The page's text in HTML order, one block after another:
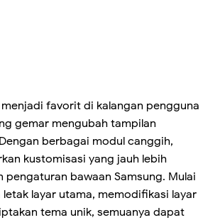
favorit di kalangan pengguna
gemar mengubah tampilan
berbagai modul canggih,
kustomisasi yang jauh lebih
pengaturan bawaan Samsung. Mulai
layar utama, memodifikasi layar
tema unik, semuanya dapat